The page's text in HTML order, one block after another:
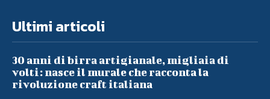
Ultimi articoli
30 anni di birra artigianale, migliaia di
volti: nasce il murale che racconta la
rivoluzione craft italiana